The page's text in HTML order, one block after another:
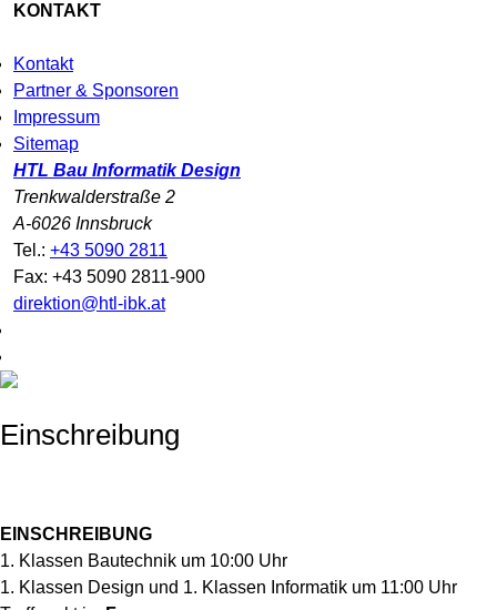
KONTAKT
Kontakt
Partner & Sponsoren
Impressum
Sitemap
HTL Bau Informatik Design
Trenkwalderstraße 2
A-6026 Innsbruck
Tel.: +43 5090 2811
Fax: +43 5090 2811-900
direktion@htl-ibk.at
Einschreibung
EINSCHREIBUNG
1. Klassen Bautechnik um 10:00 Uhr
1. Klassen Design und 1. Klassen Informatik um 11:00 Uhr